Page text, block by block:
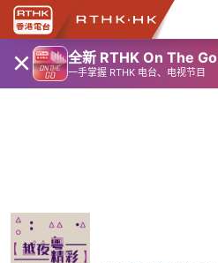
× 全新 RTHK On The Go
一手掌握 RTHK 电台、电视节目